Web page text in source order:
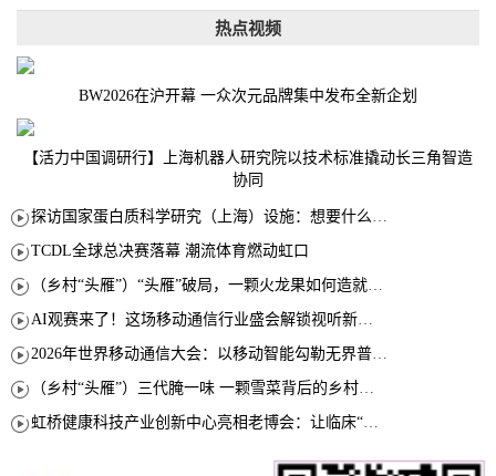
热点视频
BW2026在沪开幕 一众次元品牌集中发布全新企划
【活力中国调研行】上海机器人研究院以技术标准撬动长三角智造
协同
探访国家蛋白质科学研究（上海）设施：想要什么蛋白 AI直接设计合成
TCDL全球总决赛落幕 潮流体育燃动虹口
（乡村“头雁”）“头雁”破局，一颗火龙果如何造就沪上乡村特色产业化路径
AI观赛来了！这场移动通信行业盛会解锁视听新玩法
2026年世界移动通信大会：以移动智能勾勒无界普惠新愿景
（乡村“头雁”）三代腌一味 一颗雪菜背后的乡村致富经
虹桥健康科技产业创新中心亮相老博会：让临床“需求”定义银发经济新生态